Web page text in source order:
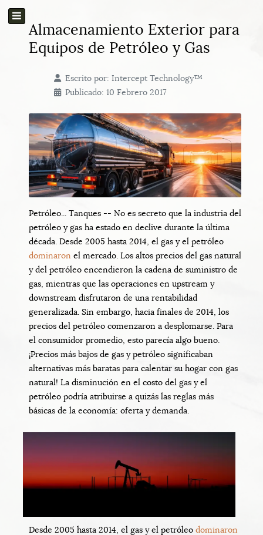
Almacenamiento Exterior para
Equipos de Petróleo y Gas
Escrito por: Intercept Technology™
Publicado: 10 Febrero 2017
Petróleo... Tanques -- No es secreto que la industria del
petróleo y gas ha estado en declive durante la última
década. Desde 2005 hasta 2014, el gas y el petróleo
dominaron el mercado. Los altos precios del gas natural
y del petróleo encendieron la cadena de suministro de
gas, mientras que las operaciones en upstream y
downstream disfrutaron de una rentabilidad
generalizada. Sin embargo, hacia finales de 2014, los
precios del petróleo comenzaron a desplomarse. Para
el consumidor promedio, esto parecía algo bueno.
¡Precios más bajos de gas y petróleo significaban
alternativas más baratas para calentar su hogar con gas
natural! La disminución en el costo del gas y el
petróleo podría atribuirse a quizás las reglas más
básicas de la economía: oferta y demanda.
Desde 2005 hasta 2014, el gas y el petróleo dominaron